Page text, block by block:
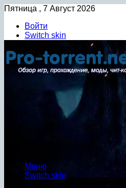
Пятница , 7 Август 2026
Войти
Switch skin
Меню
Switch skin